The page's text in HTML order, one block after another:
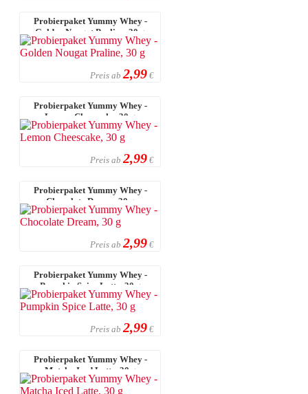
Probierpaket Yummy Whey -
Golden Nougat Praline, 30 g
Preis ab 2,99 €
Probierpaket Yummy Whey -
Lemon Cheescake, 30 g
Preis ab 2,99 €
Probierpaket Yummy Whey -
Chocolate Dream, 30 g
Preis ab 2,99 €
Probierpaket Yummy Whey -
Pumpkin Spice Latte, 30 g
Preis ab 2,99 €
Probierpaket Yummy Whey -
Matcha Iced Latte, 30 g